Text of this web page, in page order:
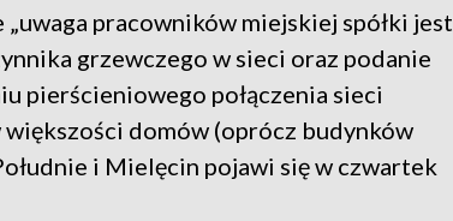
pracowników miejskiej spółki jest
grzewczego w sieci oraz podanie
pierścieniowego połączenia sieci
większości domów (oprócz budynków
i Mielęcin pojawi się w czwartek